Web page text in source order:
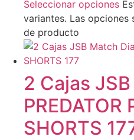
Seleccionar opciones
variantes. Las opciones
de producto
2 Cajas
PREDATOR
SHORTS